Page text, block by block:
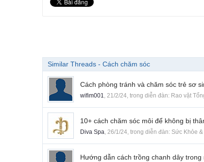
Similar Threads - Cách chăm sóc
Cách phòng tránh và chăm sóc trẻ sơ
wifim001, 21/2/24, trong diễn đàn: Rao vặt
10+ cách chăm sóc môi để không bị
Diva Spa, 26/1/24, trong diễn đàn: Sức Khỏe
Hướng dẫn cách trồng chanh dây